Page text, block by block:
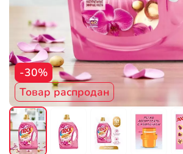
-30%
Товар распродан